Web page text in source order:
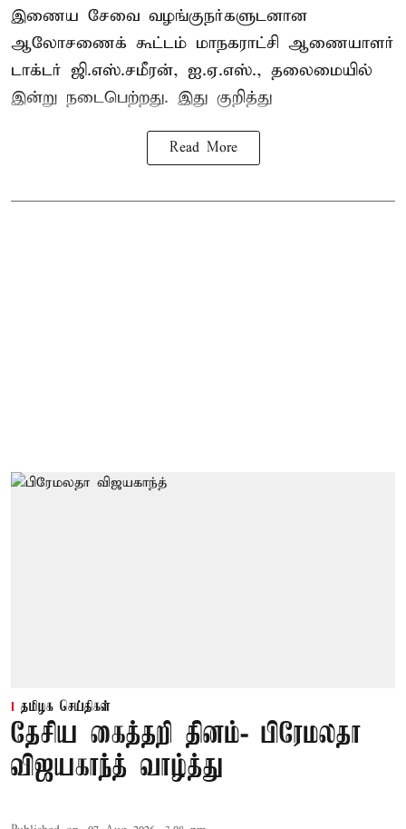
இணைய சேவை வழங்குநர்களுடனான
ஆலோசணைக் கூட்டம் மாநகராட்சி ஆணையாளர்
டாக்டர் ஜி.எஸ்.சமீரன், ஐ.ஏ.எஸ்., தலைமையில்
இன்று நடைபெற்றது. இது குறித்து
Read More
தமிழக செய்திகள்
தேசிய கைத்தறி தினம்- பிரேமலதா
விஜயகாந்த் வாழ்த்து